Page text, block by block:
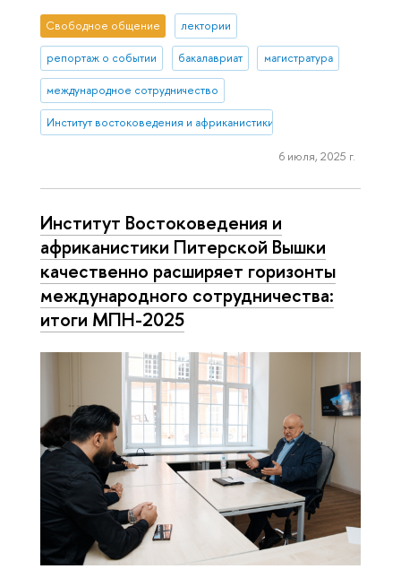
Свободное общение лектории
репортаж о событии бакалавриат магистратура
международное сотрудничество
Институт востоковедения и африканистики
6 июля, 2025 г.
Институт Востоковедения и
африканистики Питерской Вышки
качественно расширяет горизонты
международного сотрудничества:
итоги МПН-2025